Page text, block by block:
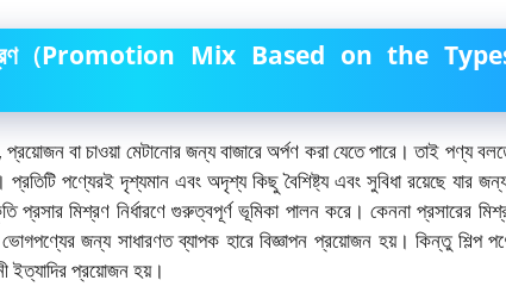
(Promotion Mix Based on the
বা চাওয়া মেটানোর জন্য বাজারে অর্পণ করা যেতে পারে। তাই পণ্য
পণ্যেরই দৃশ্যমান এবং অদৃশ্য কিছু বৈশিষ্ট্য এবং সুবিধা রয়েছে যার
মিশ্রণ নির্ধারণে গুরুত্বপূর্ণ ভূমিকা পালন করে। কেননা প্রসারের
জন্য সাধারণত ব্যাপক হারে বিজ্ঞাপন প্রয়োজন হয়। কিন্তু শিল্প
ইত্যাদির প্রয়োজন হয়।